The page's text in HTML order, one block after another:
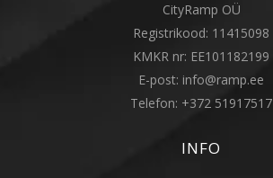
CityRamp OÜ
Registrikood: 11415098
KMKR nr: EE101182199
E-post: info@ramp.ee
Telefon: +372 51917517
INFO